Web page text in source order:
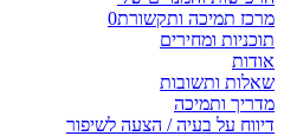
מרכז תמיכה ותקשורת0
תוכניות ומחירים
אודות
שאלות ותשובות
מדריך ותמיכה
דיווח על בעיה / הצעה לשיפור